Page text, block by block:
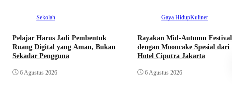
Sekolah
Pelajar Harus Jadi Pembentuk
Ruang Digital yang Aman, Bukan
Sekadar Pengguna
6 Agustus 2026
Gaya HidupKuliner
Rayakan Mid-Autumn Festival
dengan Mooncake Spesial dari
Hotel Ciputra Jakarta
6 Agustus 2026